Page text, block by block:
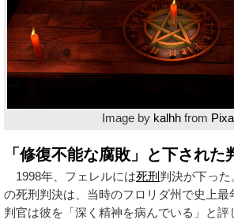
Image by kalhhfrom
「修復不能な腐敗」と下された
1998年、フェレルには死刑判決が下っ
の死刑判決は、当時のフロリダ州で史上
判官は彼を「深く精神を病んでいる」と評